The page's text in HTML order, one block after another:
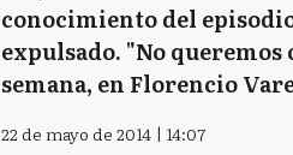
conocimiento del
expulsado. "No
semana, en Florencio
22 de mayo de 2014 | 14:07